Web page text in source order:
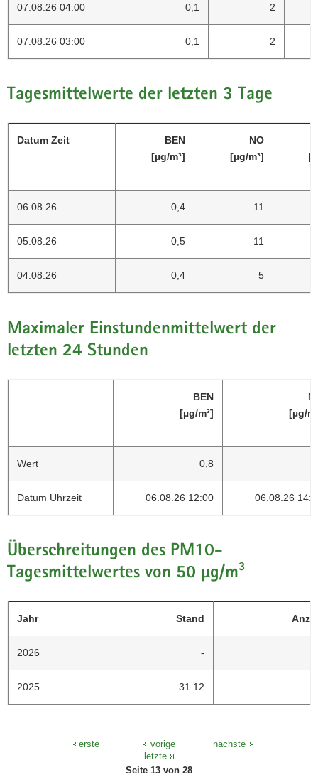
07.08.26 04:00 0,1 2
07.08.26 03:00 0,1 2
Tagesmittelwerte der letzten 3 Tage
Datum Zeit
BEN
[µg/m³]
NO
[µg/m³]
06.08.26 0,4 11
05.08.26 0,5 11
04.08.26 0,4 5
Maximaler Einstundenmittelwert der
letzten 24 Stunden
BEN
[µg/m³]
[µg/
Wert 0,8
Datum Uhrzeit 06.08.26 12:00 06.08.26
Überschreitungen des PM10-
Tagesmittelwertes von 50 µg/m³
Jahr Stand
2026 -
2025 31.12
erste vorige
Seite 13 von 28
nächste
letzte